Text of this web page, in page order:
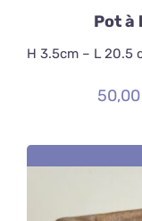
Pot à
H 3.5cm – L 20.5
50,00